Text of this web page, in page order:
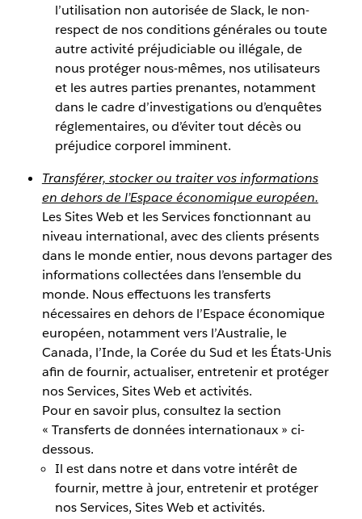
l’utilisation non autorisée de Slack, le non-
respect de nos conditions générales ou toute
autre activité préjudiciable ou illégale, de
nous protéger nous-mêmes, nos utilisateurs
et les autres parties prenantes, notamment
dans le cadre d’investigations ou d’enquêtes
réglementaires, ou d’éviter tout décès ou
préjudice corporel imminent.
Transférer, stocker ou traiter vos informations
en dehors de l’Espace économique européen.
Les Sites Web et les Services fonctionnant au
niveau international, avec des clients présents
dans le monde entier, nous devons partager des
informations collectées dans l’ensemble du
monde. Nous effectuons les transferts
nécessaires en dehors de l’Espace économique
européen, notamment vers l’Australie, le
Canada, l’Inde, la Corée du Sud et les États-Unis
afin de fournir, actualiser, entretenir et protéger
nos Services, Sites Web et activités.
Pour en savoir plus, consultez la section
« Transferts de données internationaux » ci-
dessous.
Il est dans notre et dans votre intérêt de
fournir, mettre à jour, entretenir et protéger
nos Services, Sites Web et activités.